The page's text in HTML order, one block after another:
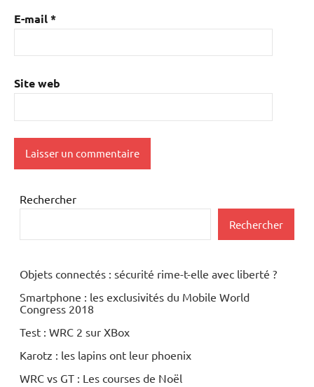
E-mail*
Site web
Rechercher
Rechercher
Objets connectés : sécurité rime-t-elle avec liberté ?
Smartphone : les exclusivités du Mobile World
Congress 2018
Test : WRC 2 sur XBox
Karotz : les lapins ont leur phoenix
WRC vs GT : Les courses de Noël